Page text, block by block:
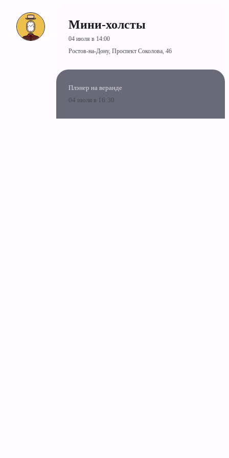
Мини-холсты
04 июля в 14:00
Ростов-на-Дону, Проспект Соколова, 46
Плэнер на веранде
04 июля в 16:30